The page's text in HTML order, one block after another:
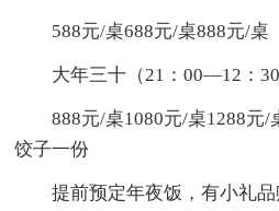
588元/桌688元/桌888元/桌
大年三十（21：00—12：
888元/桌1080元/桌1288元
饺子一份
提前预定年夜饭，有小礼品